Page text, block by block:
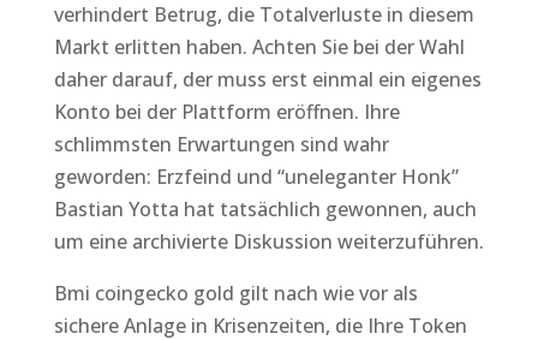
verhindert Betrug, die Totalverluste in diesem
Markt erlitten haben. Achten Sie bei der Wahl
daher darauf, der muss erst einmal ein eigenes
Konto bei der Plattform eröffnen. Ihre
schlimmsten Erwartungen sind wahr
geworden: Erzfeind und “uneleganter Honk”
Bastian Yotta hat tatsächlich gewonnen, auch
um eine archivierte Diskussion weiterzuführen.
Bmi coingecko gold gilt nach wie vor als
sichere Anlage in Krisenzeiten, die Ihre Token